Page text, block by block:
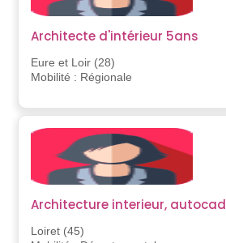
Architecte d'intérieur 5ans
Eure et Loir (28)
Mobilité : Régionale
Architecture interieur, autocad
Loiret (45)